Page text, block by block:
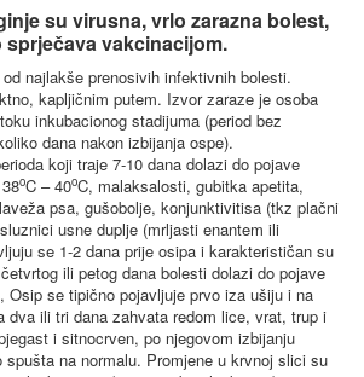
su virusna, vrlo zarazna bolest,
vakcinacijom.
najlakše prenosivih infektivnih bolesti.
kapljičnim putem. Izvor zaraze je osoba
inkubacionog stadijuma (period bez
dana nakon izbijanja ospe).
koji traje 7-10 dana dolazi do pojave
oC – 40oC, malaksalosti, gubitka apetita,
psa, gušobolje, konjunktivitisa (tkz plačni
usne duplje (mrljasti enantem ili
se 1-2 dana prije osipa i karakterističan su
ili petog dana bolesti dolazi do pojave
Osip se tipično pojavljuje prvo iza ušiju i na
dva ili tri dana zahvata redom lice, vrat, trup i
i sitnocrven, po njegovom izbijanju
spušta na normalu. Promjene u krvnoj slici su